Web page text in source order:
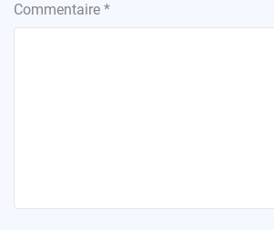
Commentaire *